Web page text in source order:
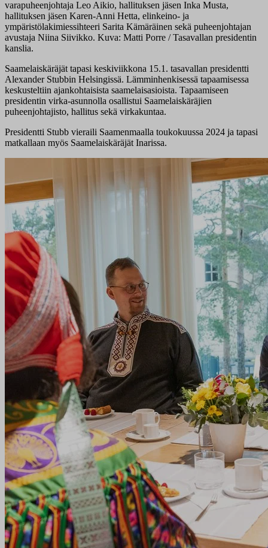
varapuheenjohtaja Leo Aikio, hallituksen jäsen Inka Musta,
hallituksen jäsen Karen-Anni Hetta, elinkeino- ja
ympäristölakimiessihteeri Sarita Kämäräinen sekä puheenjohtajan
avustaja Niina Siivikko. Kuva: Matti Porre / Tasavallan presidentin
kanslia.
Saamelaiskäräjät tapasi keskiviikkona 15.1. tasavallan presidentti
Alexander Stubbin Helsingissä. Lämminhenkisessä tapaamisessa
keskusteltiin ajankohtaisista saamelaisasioista. Tapaamiseen
presidentin virka-asunnolla osallistui Saamelaiskäräjien
puheenjohtajisto, hallitus sekä virkakuntaa.
Presidentti Stubb vieraili Saamenmaalla toukokuussa 2024 ja tapasi
matkallaan myös Saamelaiskäräjät Inarissa.